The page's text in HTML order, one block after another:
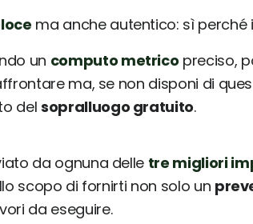
ma anche autentico: sì
un computo metrico preciso,
ma, se non disponi di
del sopralluogo gratuito.
da ognuna delle tre migliori
scopo di fornirti non solo un
da eseguire.